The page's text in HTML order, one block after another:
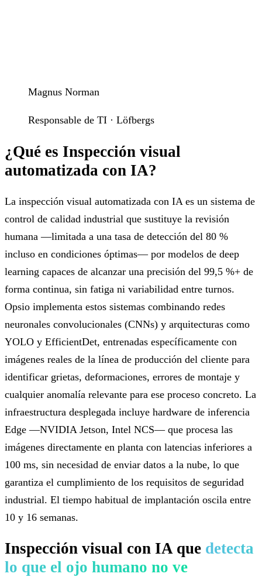
Magnus Norman
Responsable de TI · Löfbergs
¿Qué es Inspección visual
automatizada con IA?
La inspección visual automatizada con IA es un sistema de
control de calidad industrial que sustituye la revisión
humana —limitada a una tasa de detección del 80 %
incluso en condiciones óptimas— por modelos de deep
learning capaces de alcanzar una precisión del 99,5 %+ de
forma continua, sin fatiga ni variabilidad entre turnos.
Opsio implementa estos sistemas combinando redes
neuronales convolucionales (CNNs) y arquitecturas como
YOLO y EfficientDet, entrenadas específicamente con
imágenes reales de la línea de producción del cliente para
identificar grietas, deformaciones, errores de montaje y
cualquier anomalía relevante para ese proceso concreto. La
infraestructura desplegada incluye hardware de inferencia
Edge —NVIDIA Jetson, Intel NCS— que procesa las
imágenes directamente en planta con latencias inferiores a
100 ms, sin necesidad de enviar datos a la nube, lo que
garantiza el cumplimiento de los requisitos de seguridad
industrial. El tiempo habitual de implantación oscila entre
10 y 16 semanas.
Inspección visual con IA que detecta
lo que el ojo humano no ve